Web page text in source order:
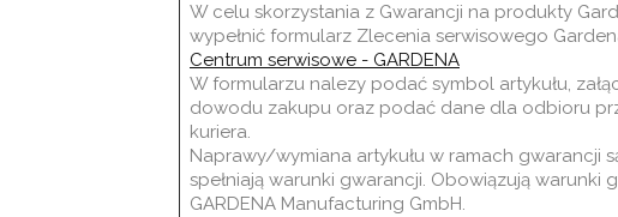
W celu skorzystania z Gwarancji na produkty
wypełnić formularz Zlecenia serwisowego
Centrum serwisowe - GARDENA
W formularzu nalezy podać symbol artykułu,
dowodu zakupu oraz podać dane dla odbioru
kuriera.
Naprawy/wymiana artykułu w ramach gwarancji
spełniają warunki gwarancji. Obowiązują warunki
GARDENA Manufacturing GmbH.